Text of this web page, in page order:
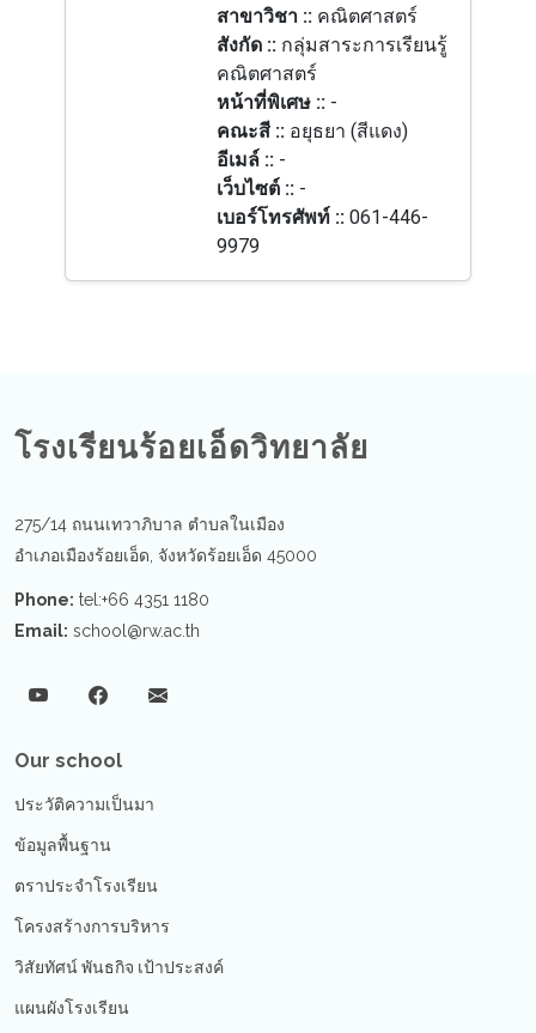
สาขาวิชา :: คณิตศาสตร์
สังกัด :: กลุ่มสาระการเรียนรู้
คณิตศาสตร์
หน้าที่พิเศษ :: -
คณะสี :: อยุธยา (สีแดง)
อีเมล์ :: -
เว็บไซต์ :: -
เบอร์โทรศัพท์ ::061-446-
9979
โรงเรียนร้อยเอ็ดวิทยาลัย
275/14 ถนนเทวาภิบาล ตำบลในเมือง
อำเภอเมืองร้อยเอ็ด, จังหวัดร้อยเอ็ด 45000
Phone: tel:+66 4351 1180
Email: school@rw.ac.th
Our school
ประวัติความเป็นมา
ข้อมูลพื้นฐาน
ตราประจำโรงเรียน
โครงสร้างการบริหาร
วิสัยทัศน์ พันธกิจ เป้าประสงค์
แผนผังโรงเรียน